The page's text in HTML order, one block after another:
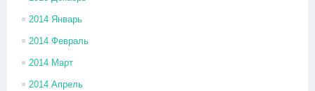
2014 Январь
2014 Февраль
2014 Март
2014 Апрель